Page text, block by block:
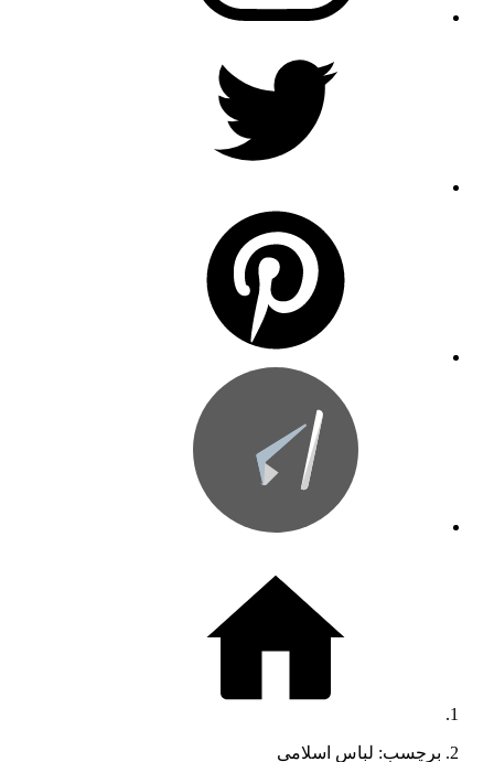
برچسب: لباس اسلامی